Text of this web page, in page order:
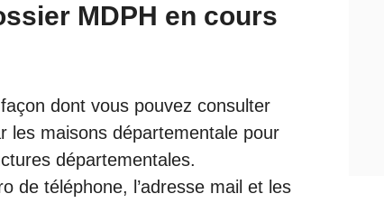
MDPH en cours
dont vous pouvez consulter
les maisons départementale pour
départementales.
de téléphone, l’adresse mail et les